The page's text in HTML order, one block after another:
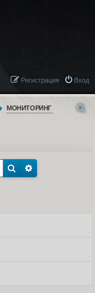
Вход
Регистрация
МОНИТОРИНГ